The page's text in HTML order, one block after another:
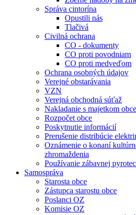
Správa cintorína
Opustili nás
Tlačivá
Civilná ochrana
CO - dokumenty
CO proti povodniam
CO proti medveďom
Ochrana osobných údajov
Verejné obstarávania
VZN
Verejná obchodná súťaž
Nakladanie s majetkom obce
Rozpočet obce
Poskytnutie informácií
Prerušenie distribúcie
Oznámenie o konaní
zhromaždenia
Používanie zábavnej
Samospráva
Starosta obce
Zástupca starostu obce
Poslanci OZ
Komisie OZ